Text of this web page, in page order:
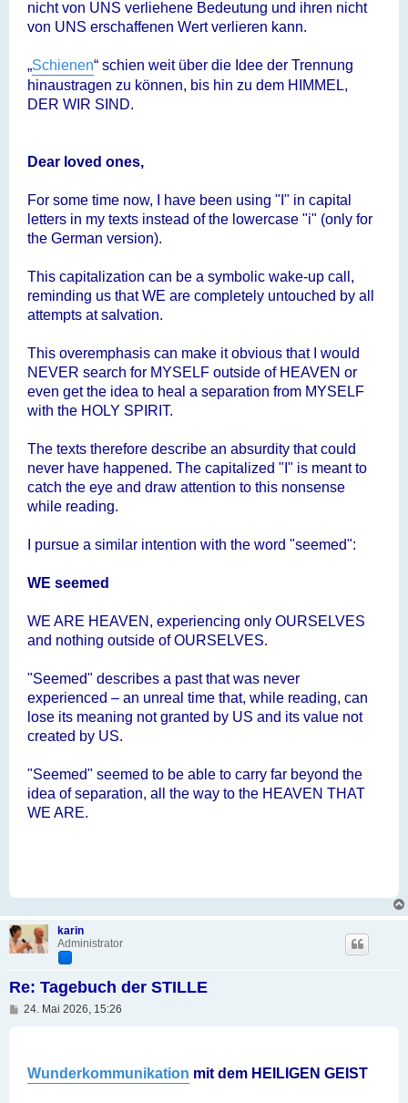
nicht von UNS verliehene Bedeutung und ihren nicht
von UNS erschaffenen Wert verlieren kann.
„Schienen“ schien weit über die Idee der Trennung
hinaustragen zu können, bis hin zu dem HIMMEL,
DER WIR SIND.
Dear loved ones,
For some time now, I have been using "I" in capital
letters in my texts instead of the lowercase "i" (only for
the German version).
This capitalization can be a symbolic wake-up call,
reminding us that WE are completely untouched by all
attempts at salvation.
This overemphasis can make it obvious that I would
NEVER search for MYSELF outside of HEAVEN or
even get the idea to heal a separation from MYSELF
with the HOLY SPIRIT.
The texts therefore describe an absurdity that could
never have happened. The capitalized "I" is meant to
catch the eye and draw attention to this nonsense
while reading.
I pursue a similar intention with the word "seemed":
WE seemed
WE ARE HEAVEN, experiencing only OURSELVES
and nothing outside of OURSELVES.
"Seemed" describes a past that was never
experienced – an unreal time that, while reading, can
lose its meaning not granted by US and its value not
created by US.
"Seemed" seemed to be able to carry far beyond the
idea of separation, all the way to the HEAVEN THAT
WE ARE.
karin
Administrator
Re: Tagebuch der STILLE
B24. Mai 2026, 15:26
Wunderkommunikation mit dem HEILIGEN GEIST